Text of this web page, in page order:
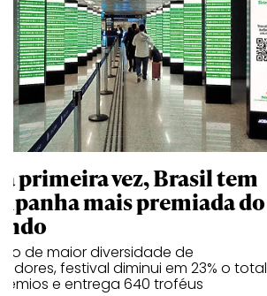
primeira vez, Brasil tem
mais premiada do
de maior diversidade de
festival diminui em 23% o total
e entrega 640 troféus